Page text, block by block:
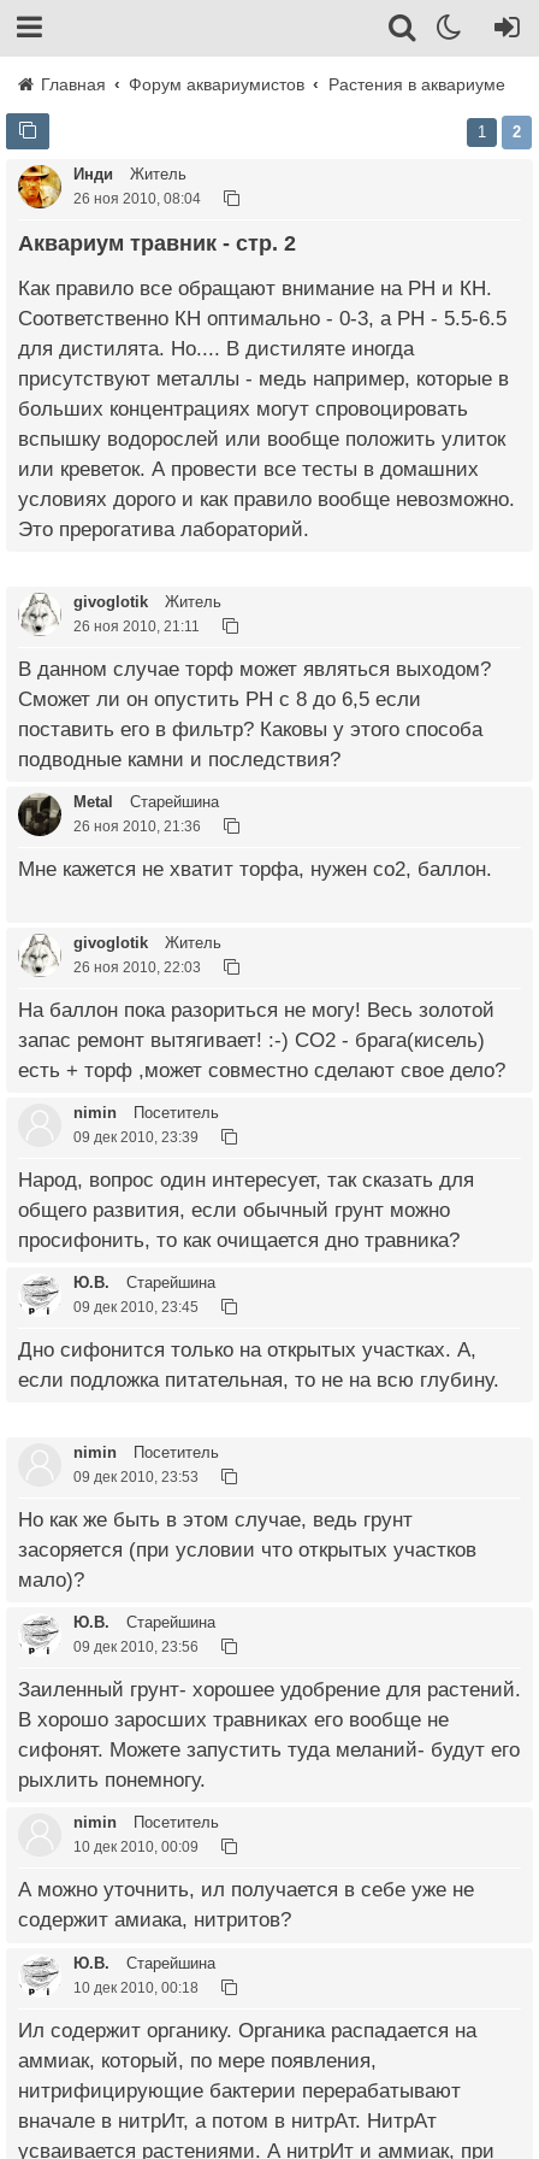
Главная Форум аквариумистов Растения в аквариуме
1 2
Инди Житель
26 ноя 2010, 08:04
Аквариум травник - стр. 2
Как правило все обращают внимание на РН и КН.
Соответственно КН оптимально - 0-3, а РН - 5.5-6.5
для дистилята. Но.... В дистиляте иногда
присутствуют металлы - медь например, которые в
больших концентрациях могут спровоцировать
вспышку водорослей или вообще положить улиток
или креветок. А провести все тесты в домашних
условиях дорого и как правило вообще невозможно.
Это прерогатива лабораторий.
givoglotik Житель
26 ноя 2010, 21:11
В данном случае торф может являться выходом?
Сможет ли он опустить РН с 8 до 6,5 если
поставить его в фильтр? Каковы у этого способа
подводные камни и последствия?
Metal Старейшина
26 ноя 2010, 21:36
Мне кажется не хватит торфа, нужен со2, баллон.
givoglotik Житель
26 ноя 2010, 22:03
На баллон пока разориться не могу! Весь золотой
запас ремонт вытягивает! :-) СО2 - брага(кисель)
есть + торф ,может совместно сделают свое дело?
nimin Посетитель
09 дек 2010, 23:39
Народ, вопрос один интересует, так сказать для
общего развития, если обычный грунт можно
просифонить, то как очищается дно травника?
Ю.В. Старейшина
09 дек 2010, 23:45
Дно сифонится только на открытых участках. А,
если подложка питательная, то не на всю глубину.
nimin Посетитель
09 дек 2010, 23:53
Но как же быть в этом случае, ведь грунт
засоряется (при условии что открытых участков
мало)?
Ю.В. Старейшина
09 дек 2010, 23:56
Заиленный грунт- хорошее удобрение для растений.
В хорошо заросших травниках его вообще не
сифонят. Можете запустить туда меланий- будут его
рыхлить понемногу.
nimin Посетитель
10 дек 2010, 00:09
А можно уточнить, ил получается в себе уже не
содержит амиака, нитритов?
Ю.В. Старейшина
10 дек 2010, 00:18
Ил содержит органику. Органика распадается на
аммиак, который, по мере появления,
нитрифицирующие бактерии перерабатывают
вначале в нитрИт, а потом в нитрАт. НитрАт
усваивается растениями. А нитрИт и аммиак, при